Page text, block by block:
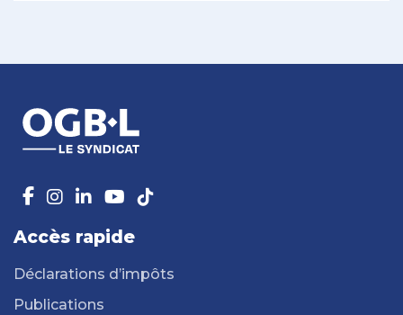
Accès rapide
Déclarations d’impôts
Publications